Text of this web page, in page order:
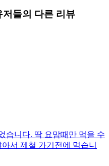
저들의 다른 리뷰
습니다. 딱 요맘때만 먹을 수
서 제철 가기전에 먹습니